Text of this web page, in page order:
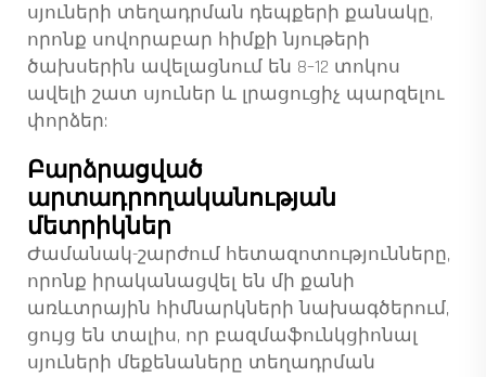
սյուների տեղադրման դեպքերի քանակը,
որոնք սովորաբար հիմքի նյութերի
ծախսերին ավելացնում են 8–12 տոկոս
ավելի շատ սյուներ և լրացուցիչ պարզելու
փորձեր:
Բարձրացված
արտադրողականության
մետրիկներ
Ժամանակ-շարժում հետազոտությունները,
որոնք իրականացվել են մի քանի
առևտրային հիմնարկների նախագծերում,
ցույց են տալիս, որ բազմաֆունկցիոնալ
սյուների մեքենաները տեղադրման